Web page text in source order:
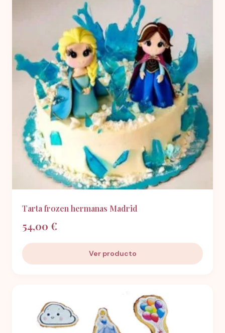
Tarta frozen hermanas Madrid
54,00 €
Ver producto